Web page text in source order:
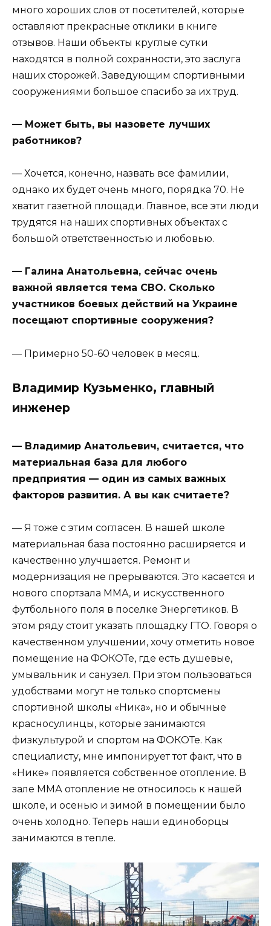
много хороших слов от посетителей, которые
оставляют прекрасные отклики в книге
отзывов. Наши объекты круглые сутки
находятся в полной сохранности, это заслуга
наших сторожей. Заведующим спортивными
сооружениями большое спасибо за их труд.
— Может быть, вы назовете лучших
работников?
— Хочется, конечно, назвать все фамилии,
однако их будет очень много, порядка 70. Не
хватит газетной площади. Главное, все эти люди
трудятся на наших спортивных объектах с
большой ответственностью и любовью.
— Галина Анатольевна, сейчас очень
важной является тема СВО. Сколько
участников боевых действий на Украине
посещают спортивные сооружения?
— Примерно 50-60 человек в месяц.
Владимир Кузьменко, главный
инженер
— Владимир Анатольевич, считается, что
материальная база для любого
предприятия — один из самых важных
факторов развития. А вы как считаете?
— Я тоже с этим согласен. В нашей школе
материальная база постоянно расширяется и
качественно улучшается. Ремонт и
модернизация не прерываются. Это касается и
нового спортзала ММА, и искусственного
футбольного поля в поселке Энергетиков. В
этом ряду стоит указать площадку ГТО. Говоря о
качественном улучшении, хочу отметить новое
помещение на ФОКОТе, где есть душевые,
умывальник и санузел. При этом пользоваться
удобствами могут не только спортсмены
спортивной школы «Ника», но и обычные
красносулинцы, которые занимаются
физкультурой и спортом на ФОКОТе. Как
специалисту, мне импонирует тот факт, что в
«Нике» появляется собственное отопление. В
зале ММА отопление не относилось к нашей
школе, и осенью и зимой в помещении было
очень холодно. Теперь наши единоборцы
занимаются в тепле.